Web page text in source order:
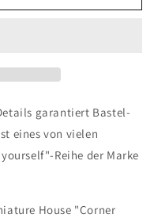
garantiert Bastel-
eines von vielen
Reihe der Marke
House "Corner